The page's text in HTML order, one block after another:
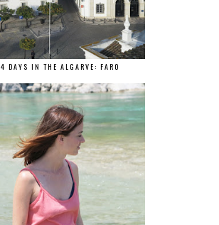
4 DAYS IN THE ALGARVE: FARO